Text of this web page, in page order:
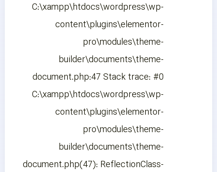
C:\xampp\htdocs\wordpress\wp-
content\plugins\elementor-
pro\modules\theme-
builder\documents\theme-
document.php:47 Stack trace: #0
C:\xampp\htdocs\wordpress\wp-
content\plugins\elementor-
pro\modules\theme-
builder\documents\theme-
document.php(47): ReflectionClass-